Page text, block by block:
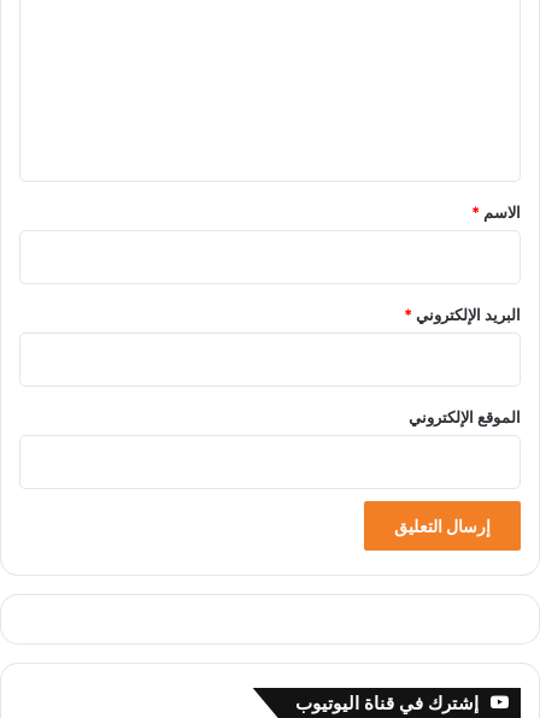
*
الاسم *
البريد الإلكتروني*
الموقع الإلكتروني
إشترك في قناة اليوتيوب